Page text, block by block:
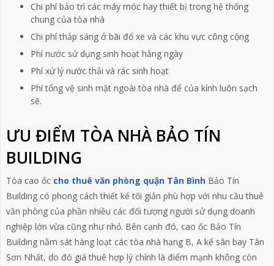
Chi phí bảo trì các máy móc hay thiết bị trong hệ thống
chung của tòa nhà
Chi phí thắp sáng ở bãi đổ xe và các khu vực công cộng
Phí nước sử dụng sinh hoạt hằng ngày
Phí xử lý nước thải và rác sinh hoạt
Phí tổng vệ sinh mặt ngoài tòa nhà để của kính luôn sạch
sẽ.
ƯU ĐIỂM TÒA NHÀ BẢO TÍN
BUILDING
Tòa cao ốc cho thuê văn phòng quận Tân BìnhBảo Tín
Building có phong cách thiết kế tối giản phù hợp với nhu cầu thuê
văn phòng của phần nhiều các đối tượng người sử dụng doanh
nghiệp lớn vừa cũng như nhỏ. Bên cạnh đó, cao ốc Bảo Tín
Building nằm sát hàng loạt các tòa nhà hạng B, A kế sân bay Tân
Sơn Nhất, do đó giá thuê hợp lý chính là điểm mạnh không còn